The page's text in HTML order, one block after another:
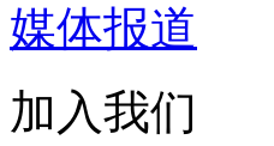
媒体报道
加入我们